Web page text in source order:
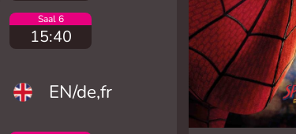
Saal 6
15:40
EN/de,fr